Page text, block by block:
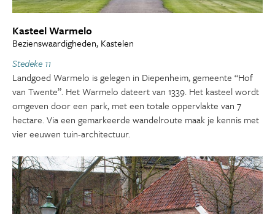
Kasteel Warmelo
Bezienswaardigheden, Kastelen
Stedeke 11
Landgoed Warmelo is gelegen in Diepenheim, gemeente “Hof
van Twente”. Het Warmelo dateert van 1339. Het kasteel wordt
omgeven door een park, met een totale oppervlakte van 7
hectare. Via een gemarkeerde wandelroute maak je kennis met
vier eeuwen tuin-architectuur.